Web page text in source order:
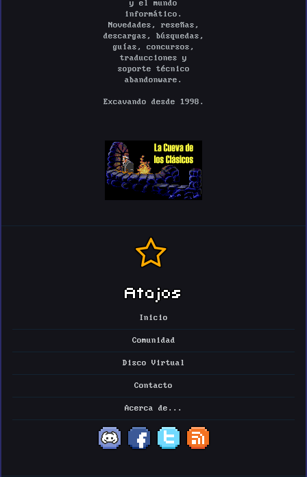
y el mundo
informático.
Novedades, reseñas,
descargas, búsquedas,
guías, concursos,
traducciones y
soporte técnico
abandonware.
Excavando desde 1998.
Atajos
Inicio
Comunidad
Disco Virtual
Contacto
Acerca de...